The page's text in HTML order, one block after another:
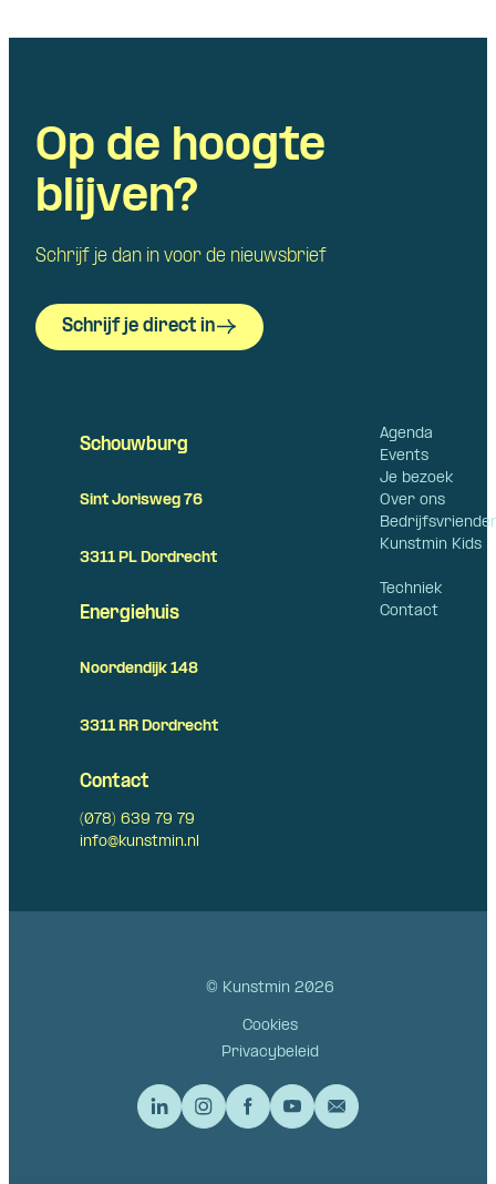
Op de hoogte
blijven?
Schrijf je dan in voor de nieuwsbrief
Schrijf je direct in
Agenda
Events
Je bezoek
Over ons
Kunstmin Kids
Techniek
Contact
Schouwburg
Sint Jorisweg 76
3311 PL Dordrecht
Energiehuis
Noordendijk 148
3311 RR Dordrecht
Contact
(078) 639 79 79
info@kunstmin.nl
© Kunstmin 2026
Cookies
Privacybeleid